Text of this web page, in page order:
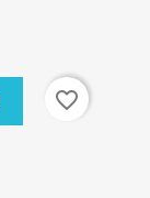
favorite_border